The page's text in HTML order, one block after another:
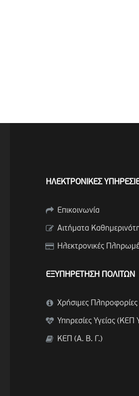
ΗΛΕΚΤΡΟΝΙΚΕΣ
Επικοινωνία
Αιτήματα
Ηλεκτρονικές
ΕΞΥΠΗΡΕΤΗΣΗ ΠΟΛΙΤΩΝ
Χρήσιμες Πληροφορίες
Υπηρεσίες Υγείας (ΚΕΠ
ΚΕΠ (Α. Β. Γ.)